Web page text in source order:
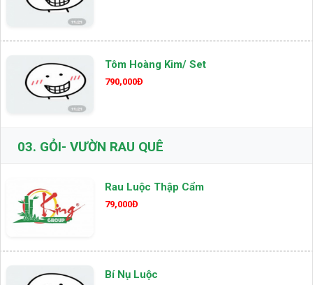
Tôm Hoàng Kim/ Set
790,000Đ
03. GỎI- VƯỜN RAU QUÊ
Rau Luộc Thập Cẩm
79,000Đ
Bí Nụ Luộc